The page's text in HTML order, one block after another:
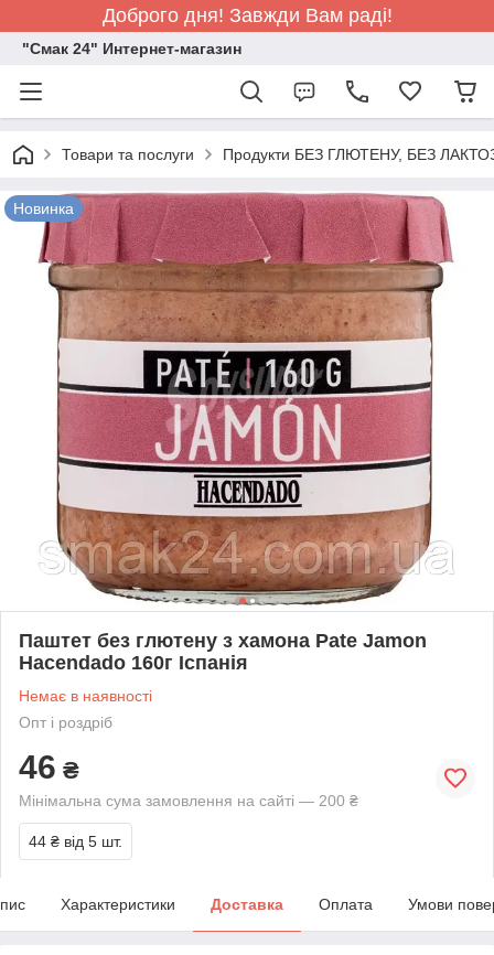
Доброго дня! Завжди Вам раді!
"Смак 24" Интернет-магазин
Товари та послуги Продукти БЕЗ ГЛЮТЕНУ, БЕЗ
Новинка
Паштет без глютену з хамона Pate Jamon
Hacendado 160г Іспанія
Немає в наявності
Опт і роздріб
46 ₴
Мінімальна сума замовлення на сайті — 200 ₴
44 ₴ від 5 шт.
Характеристики Доставка Оплата Умови